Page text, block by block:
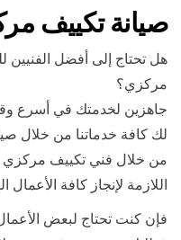
صيانة تكييف
هل تحتاج إلى أفضل الفنيين
مركزي؟
جاهزين لخدمتك في أسرع
لك كافة خدماتنا من خلال
من خلال فني تكييف مركزي
اللازمة لإنجاز كافة الأعمال
فإن كنت تحتاج لبعض